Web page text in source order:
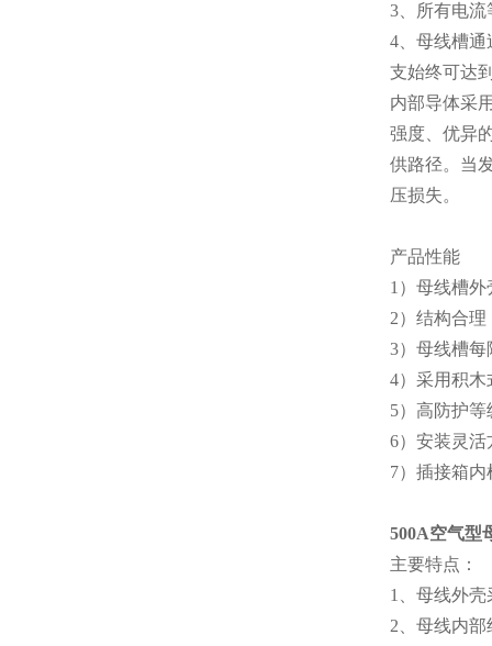
3、所有电
4、母线槽
支始终可达
内部导体采
强度、优异
供路径。当
压损失。
产品性能
1）母线槽
2）结构合
3）母线槽每
4）采用积
5）高防护等
6）安装灵活
7）插接箱
500A空气型
主要特点：
1、母线外
2、母线内